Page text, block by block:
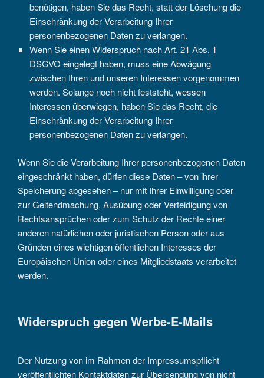
benötigen, haben Sie das Recht, statt der Löschung die
Einschränkung der Verarbeitung Ihrer
personenbezogenen Daten zu verlangen.
Wenn Sie einen Widerspruch nach Art. 21 Abs. 1
DSGVO eingelegt haben, muss eine Abwägung
zwischen Ihren und unseren Interessen vorgenommen
werden. Solange noch nicht feststeht, wessen
Interessen überwiegen, haben Sie das Recht, die
Einschränkung der Verarbeitung Ihrer
personenbezogenen Daten zu verlangen.
Wenn Sie die Verarbeitung Ihrer personenbezogenen Daten
eingeschränkt haben, dürfen diese Daten – von ihrer
Speicherung abgesehen – nur mit Ihrer Einwilligung oder
zur Geltendmachung, Ausübung oder Verteidigung von
Rechtsansprüchen oder zum Schutz der Rechte einer
anderen natürlichen oder juristischen Person oder aus
Gründen eines wichtigen öffentlichen Interesses der
Europäischen Union oder eines Mitgliedstaats verarbeitet
werden.
Widerspruch gegen Werbe-E-Mails
Der Nutzung von im Rahmen der Impressumspflicht
veröffentlichten Kontaktdaten zur Übersendung von nicht